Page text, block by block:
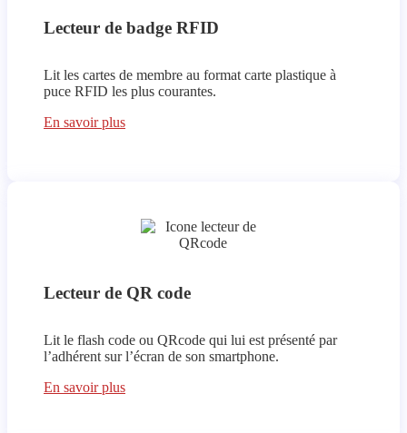
Lecteur de badge RFID
Lit les cartes de membre au format carte plastique à
puce RFID les plus courantes.
En savoir plus
Lecteur de QR code
Lit le flash code ou QRcode qui lui est présenté par
l’adhérent sur l’écran de son smartphone.
En savoir plus